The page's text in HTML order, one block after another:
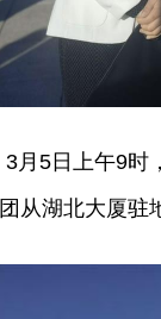
月5日上午9
从湖北大厦